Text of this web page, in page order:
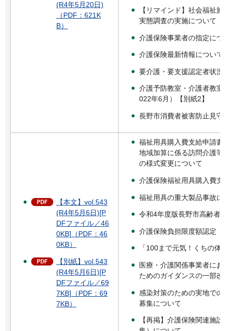
(R4年5月20日)
（PDF：621K
B）
【リマインド】社会福祉
実態調査の実施について
介護保険事業者の指定につ
介護保険最新情報について
要介護・要支援認定者状
介護予防教室・介護者教
022年6月）【別紙2】
長野市消費者被害防止見
【本文】vol.543
(R4年5月6日)[P
DFファイル／46
0KB]（PDF：46
0KB）
【別紙】vol.543
(R4年5月6日)[P
DFファイル／69
7KB]（PDF：69
7KB）
福祉用具購入費支給申請
地域加算に係る訪問介護
の様式変更について
介護保険福祉用具購入費
福祉用具の重大製品事故
令和4年度版長野市高齢者
介護保険負担限度額認定
「100まで元気！くちの
医療・介護関係事業者に
ためのガイダンスの一部
感染対策のための実地で
募集について
【再掲】介護保険関連施